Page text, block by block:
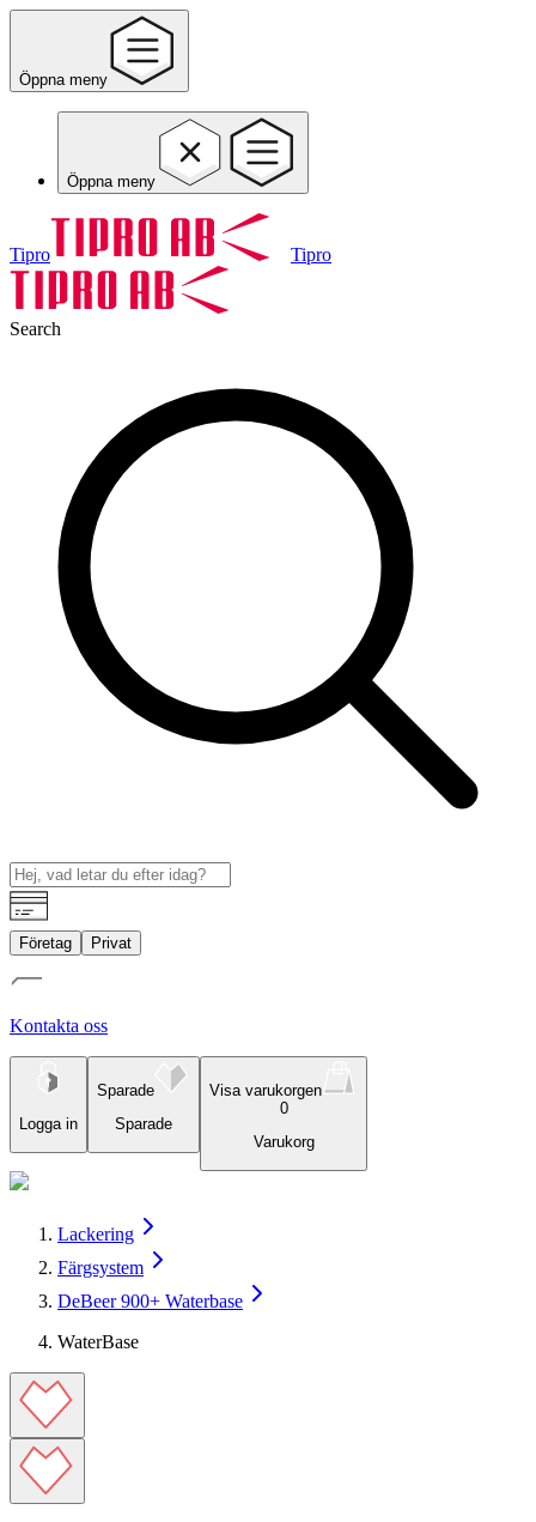
Öppna meny
Öppna meny
Tipro Tipro
Search
Företag Privat
Kontakta oss
Logga in
Sparade
Sparade
Visa varukorgen
0
Varukorg
Lackering
Färgsystem
DeBeer 900+ Waterbase
WaterBase